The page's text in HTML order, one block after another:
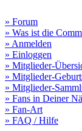
» Forum
» Was ist die
» Anmelden
» Einloggen
» Mitglieder-
» Mitglieder-
» Mitglieder-
» Fans in Deiner
» Fan-Art
» FAQ / Hilfe